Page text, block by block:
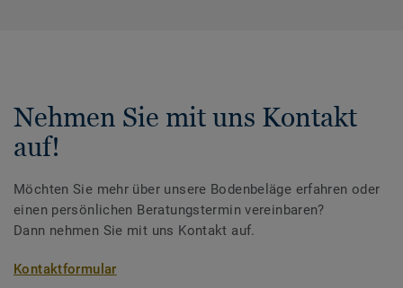
Nehmen Sie mit uns Kontakt
auf!
Möchten Sie mehr über unsere Bodenbeläge erfahren oder
einen persönlichen Beratungstermin vereinbaren?
Dann nehmen Sie mit uns Kontakt auf.
Kontaktformular